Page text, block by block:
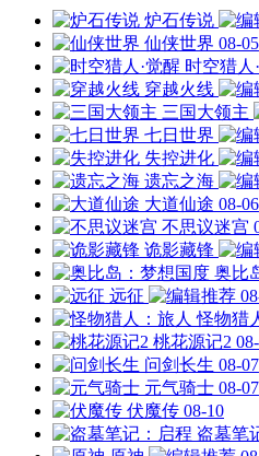
炉石传说
仙侠世界 08-05
时空猎人
穿越火线
三国大领主
七日世界
失控进化
遗忘之海
大道仙途 08-06
不思议迷宫
诡影藏锋
奥比
远征
怪物猎
桃花源记2
问剑长生 08-07
元气骑士 08-07
伏魔传 08-10
盗墓笔